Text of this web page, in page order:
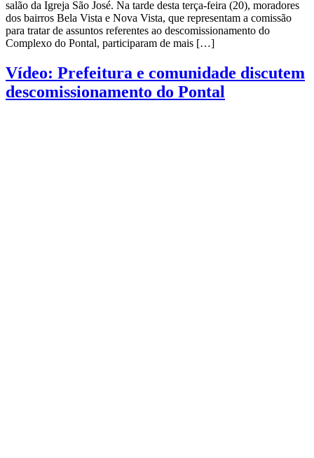
salão da Igreja São José. Na tarde desta terça-feira (20), moradores
dos bairros Bela Vista e Nova Vista, que representam a comissão
para tratar de assuntos referentes ao descomissionamento do
Complexo do Pontal, participaram de mais […]
Vídeo: Prefeitura e comunidade discutem
descomissionamento do Pontal